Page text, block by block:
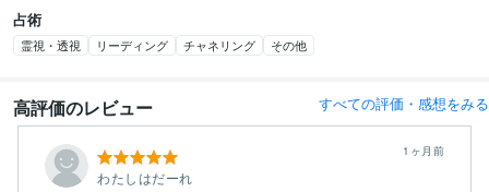
占術
霊視・透視 リーディング チャネリング その他
高評価のレビュー すべての評価・感想をみる
わたしはだーれ
1ヶ月前